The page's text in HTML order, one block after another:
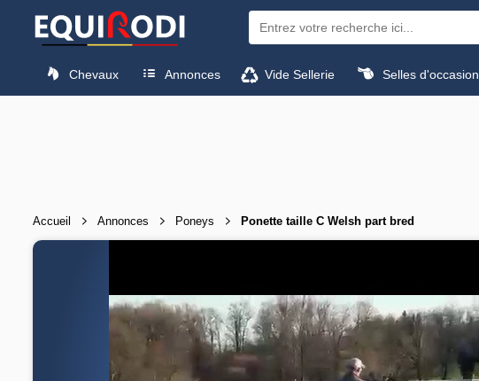
Chevaux Annonces Vide Sellerie Selles d'occasion
Accueil Annonces Poneys Ponette taille C Welsh part bred